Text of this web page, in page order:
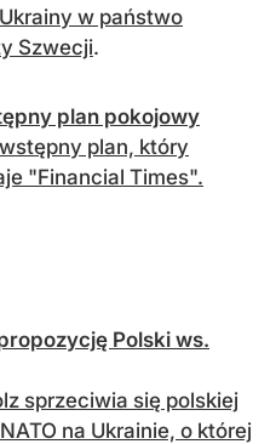
w państwo
Szwecji.
plan pokojowy
plan, który
"Financial Times".
Polski ws.
sprzeciwia się polskiej
na Ukrainie, o której